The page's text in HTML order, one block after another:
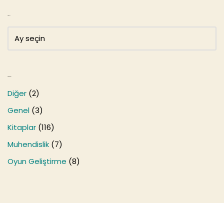
Diğer (2)
Genel (3)
Kitaplar (116)
Muhendislik (7)
Oyun Geliştirme (8)